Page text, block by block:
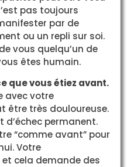
pas toujours
par de
ou un repli sur soi.
vous quelqu’un de
êtes humain.
que vous étiez avant.
avec votre
être très douloureuse.
d’échec permanent.
“comme avant” pour
Votre
cela demande des